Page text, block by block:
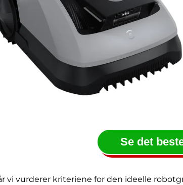
Se det
vi vurderer kriteriene for den ideelle